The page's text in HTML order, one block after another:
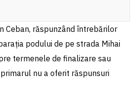
Ceban, răspunzând întrebărilor
podului de pe strada Mihai
termenele de finalizare sau
nu a oferit răspunsuri